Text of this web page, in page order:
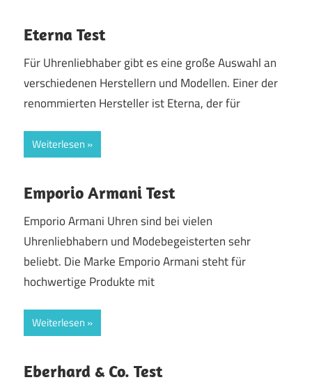
Eterna Test
Für Uhrenliebhaber gibt es eine große Auswahl an
verschiedenen Herstellern und Modellen. Einer der
renommierten Hersteller ist Eterna, der für
Weiterlesen
Emporio Armani Test
Emporio Armani Uhren sind bei vielen
Uhrenliebhabern und Modebegeisterten sehr
beliebt. Die Marke Emporio Armani steht für
hochwertige Produkte mit
Weiterlesen
Eberhard & Co. Test